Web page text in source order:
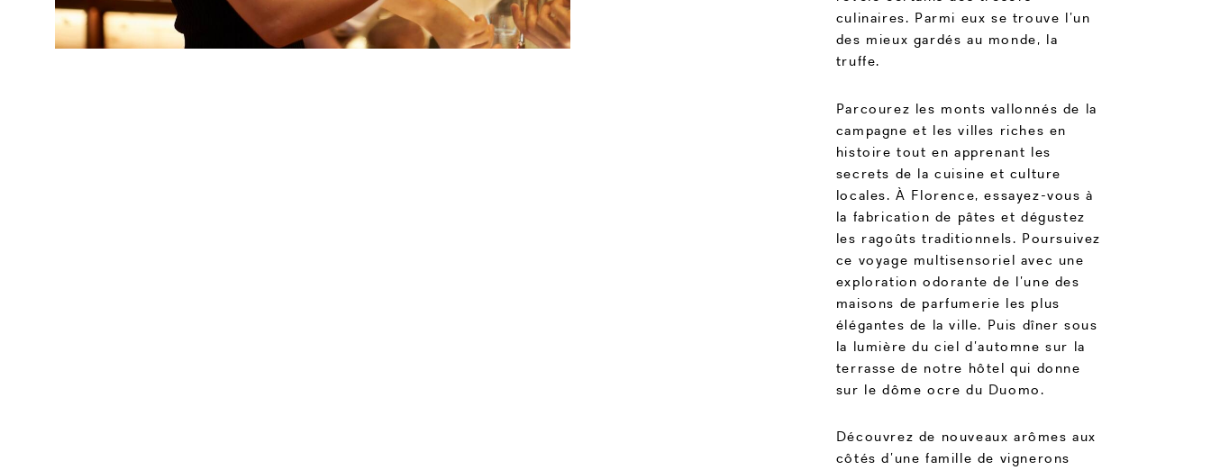
culinaires. Parmi eux se trouve l’un
des mieux gardés au monde, la
truffe.
Parcourez les monts vallonnés de la
campagne et les villes riches en
histoire tout en apprenant les
secrets de la cuisine et culture
locales. À Florence, essayez-vous à
la fabrication de pâtes et dégustez
les ragoûts traditionnels. Poursuivez
ce voyage multisensoriel avec une
exploration odorante de l’une des
maisons de parfumerie les plus
élégantes de la ville. Puis dîner sous
la lumière du ciel d’automne sur la
terrasse de notre hôtel qui donne
sur le dôme ocre du Duomo.
Découvrez de nouveaux arômes aux
côtés d’une famille de vignerons